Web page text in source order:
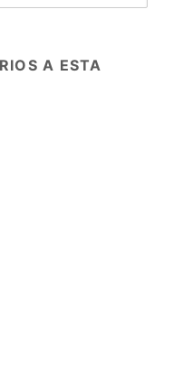
A ESTA